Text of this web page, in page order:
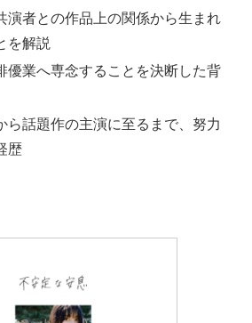
演者との作品上の関係から生まれ
を解説
優業へ専念することを決断した背
ら話題作の主演に至るまで、努力
歴